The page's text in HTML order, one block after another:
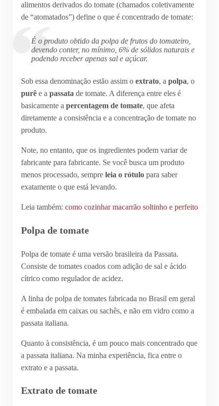
alimentos derivados do tomate (chamados coletivamente
de “atomatados”) define o que é concentrado de tomate:
É o produto obtido da polpa de frutos do tomateiro,
devendo conter, no mínimo, 6% de sólidos naturais e
podendo receber apenas sal e açúcar.
Sob essa denominação estão assim o extrato, a polpa, o
purêe a passata de tomate. A diferença entre eles é
basicamente a percentagem de tomate, que afeta
diretamente a consistência e a concentração de tomate no
produto.
Note, no entanto, que os ingredientes podem variar de
fabricante para fabricante. Se você busca um produto
menos processado, sempreleia o rótulopara saber
exatamente o que está levando.
Leia também: como cozinhar macarrão soltinho e perfeito
Polpa de tomate
Polpa de tomate é uma versão brasileira da Passata.
Consiste de tomates coados com adição de sal e ácido
cítrico como regulador de acidez.
A linha de polpa de tomates fabricada no Brasil em geral
é embalada em caixas ou sachês, e não em vidro como a
passata italiana.
Quanto à consistência, é um pouco mais concentrado que
a passata italiana. Na minha experiência, fica entre o
extrato e a passata.
Extrato de tomate